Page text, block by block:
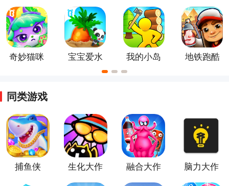
国际服
手游
方版
奇妙猫咪
宝宝爱水
果蔬菜官
我的小岛 地铁跑酷
同类游戏
捕鱼侠
生化大作
融合大作
脑力大作